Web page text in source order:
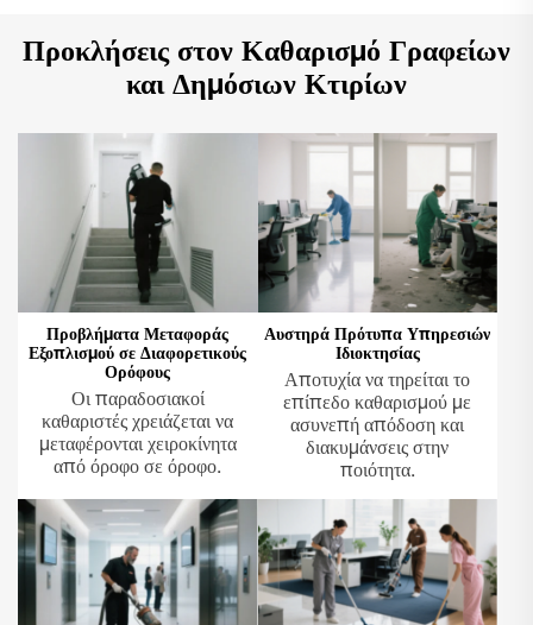
Προκλήσεις στον Καθαρισμό Γραφείων
και Δημόσιων Κτιρίων
Προβλήματα Μεταφοράς
Εξοπλισμού σε Διαφορετικούς
Ορόφους
Οι παραδοσιακοί
καθαριστές χρειάζεται να
μεταφέρονται χειροκίνητα
από όροφο σε όροφο.
Αυστηρά Πρότυπα Υπηρεσιών
Ιδιοκτησίας
Αποτυχία να τηρείται το
επίπεδο καθαρισμού με
ασυνεπή απόδοση και
διακυμάνσεις στην
ποιότητα.